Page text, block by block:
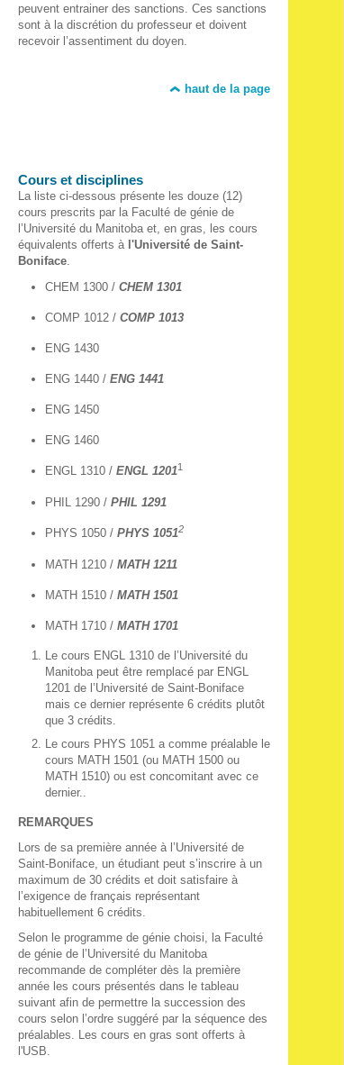
peuvent entrainer des sanctions. Ces sanctions
sont à la discrétion du professeur et doivent
recevoir l’assentiment du doyen.
haut de la page
Cours et disciplines
La liste ci-dessous présente les douze (12)
cours prescrits par la Faculté de génie de
l’Université du Manitoba et, en gras, les cours
équivalents offerts à l'Université de Saint-
Boniface
CHEM 1300 / CHEM 1301
COMP 1012 / COMP 1013
ENG 1430
ENG 1440 / ENG 1441
ENG 1450
ENG 1460
ENGL 1310 / ENGL 12011
PHIL 1290 / PHIL 1291
PHYS 1050 / PHYS 10512
MATH 1210 / MATH 1211
MATH 1510 / MATH 1501
MATH 1710 / MATH 1701
Le cours ENGL 1310 de l’Université du
Manitoba peut être remplacé par ENGL
1201 de l’Université de Saint-Boniface
mais ce dernier représente 6 crédits plutôt
que 3 crédits.
Le cours PHYS 1051 a comme préalable le
cours MATH 1501 (ou MATH 1500 ou
MATH 1510) ou est concomitant avec ce
dernier..
REMARQUES
Lors de sa première année à l’Université de
Saint-Boniface, un étudiant peut s’inscrire à un
maximum de 30 crédits et doit satisfaire à
l’exigence de français représentant
habituellement 6 crédits.
Selon le programme de génie choisi, la Faculté
de génie de l’Université du Manitoba
recommande de compléter dès la première
année les cours présentés dans le tableau
suivant afin de permettre la succession des
cours selon l’ordre suggéré par la séquence des
préalables. Les cours en gras sont offerts à
l'USB.